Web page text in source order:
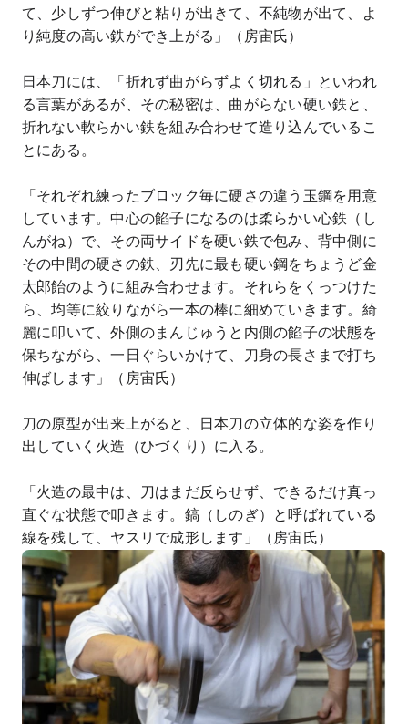
て、少しずつ伸びと粘りが出きて、不純物が出て、よ
り純度の高い鉄ができ上がる」（房宙氏）
日本刀には、「折れず曲がらずよく切れる」といわれ
る言葉があるが、その秘密は、曲がらない硬い鉄と、
折れない軟らかい鉄を組み合わせて造り込んでいるこ
とにある。
「それぞれ練ったブロック毎に硬さの違う玉鋼を用意
しています。中心の餡子になるのは柔らかい心鉄（し
んがね）で、その両サイドを硬い鉄で包み、背中側に
その中間の硬さの鉄、刃先に最も硬い鋼をちょうど金
太郎飴のように組み合わせます。それらをくっつけた
ら、均等に絞りながら一本の棒に細めていきます。綺
麗に叩いて、外側のまんじゅうと内側の餡子の状態を
保ちながら、一日ぐらいかけて、刀身の長さまで打ち
伸ばします」（房宙氏）
刀の原型が出来上がると、日本刀の立体的な姿を作り
出していく火造（ひづくり）に入る。
「火造の最中は、刀はまだ反らせず、できるだけ真っ
直ぐな状態で叩きます。鎬（しのぎ）と呼ばれている
線を残して、ヤスリで成形します」（房宙氏）